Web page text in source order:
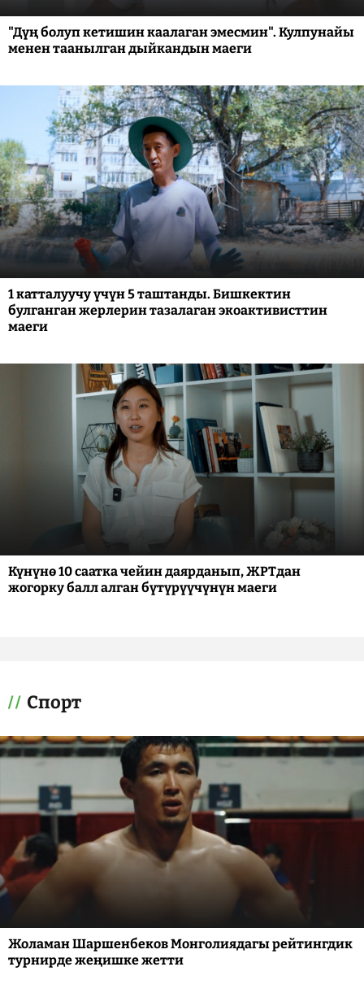
"Дүң болуп кетишин каалаган эмесмин". Кулпунайы
менен таанылган дыйкандын маеги
1 катталуучу үчүн 5 таштанды. Бишкектин
булганган жерлерин тазалаган экоактивисттин
маеги
Күнүнө 10 саатка чейин даярданып, ЖРТдан
жогорку балл алган бүтүрүүчүнүн маеги
Спорт
Жоламан Шаршенбеков Монголиядагы рейтингдик
турнирде жеңишке жетти